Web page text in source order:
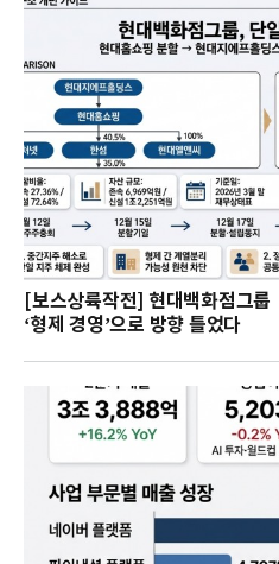
[보스상륙작전] 현대백화점그룹
‘형제 경영’으로 방향 틀었다